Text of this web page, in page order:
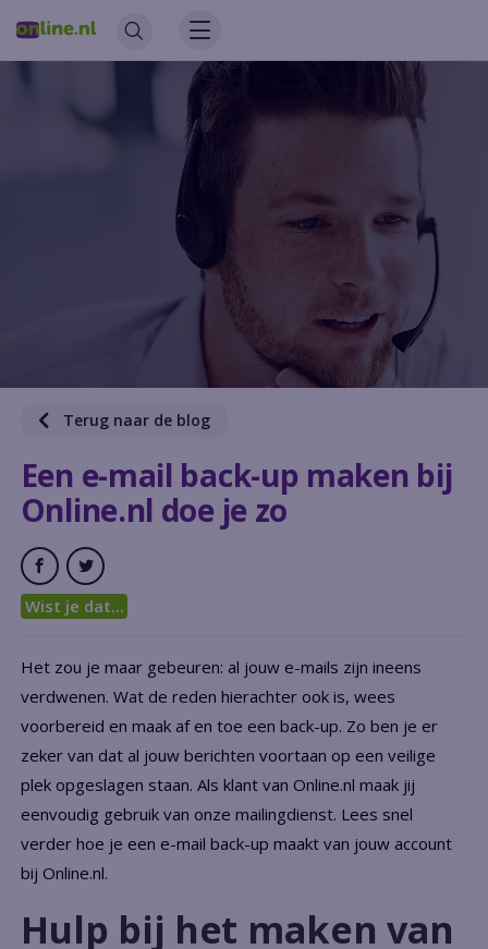
Terug naar de blog
Een e-mail back-up maken bij
Online.nl doe je zo
Wist je dat...
Het zou je maar gebeuren: al jouw e-mails zijn ineens
verdwenen. Wat de reden hierachter ook is, wees
voorbereid en maak af en toe een back-up. Zo ben je er
zeker van dat al jouw berichten voortaan op een veilige
plek opgeslagen staan. Als klant van Online.nl maak jij
eenvoudig gebruik van onze mailingdienst. Lees snel
verder hoe je een e-mail back-up maakt van jouw account
bij Online.nl.
Hulp bij het maken van